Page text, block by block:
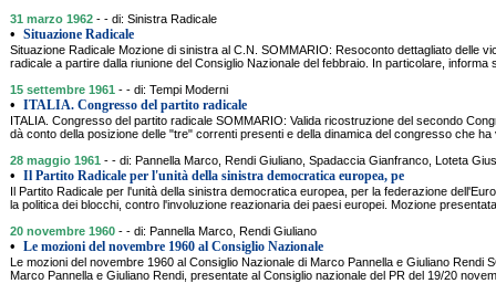
31 marzo 1962 - - di: Sinistra Radicale
• Situazione Radicale
Situazione Radicale Mozione di sinistra al C.N. SOMMARIO: Resoconto dettagliato delle
radicale a partire dalla riunione del Consiglio Nazionale del febbraio. In particolare, informa
15 settembre 1961 - - di: Tempi Moderni
• ITALIA. Congresso del partito radicale
ITALIA. Congresso del partito radicale SOMMARIO: Valida ricostruzione del secondo
dà conto della posizione delle "tre" correnti presenti e della dinamica del congresso che
28 maggio 1961 - - di: Pannella Marco, Rendi Giuliano, Spadaccia Gianfranco, Loteta
• Il Partito Radicale per l'unità della sinistra democratica europea, pe
Il Partito Radicale per l'unità della sinistra democratica europea, per la federazione
la politica dei blocchi, contro l'involuzione reazionaria dei paesi europei. Mozione
20 novembre 1960 - - di: Pannella Marco, Rendi Giuliano
• Le mozioni del novembre 1960 al Consiglio Nazionale
Le mozioni del novembre 1960 al Consiglio Nazionale di Marco Pannella e Giuliano Rendi
Marco Pannella e Giuliano Rendi, presentate al Consiglio nazionale del PR del 19/20